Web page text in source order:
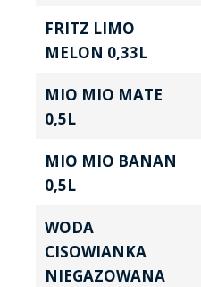
FRITZ LIMO
MELON 0,33L
MIO MIO MATE
0,5L
MIO MIO BANAN
0,5L
WODA
CISOWIANKA
NIEGAZOWANA